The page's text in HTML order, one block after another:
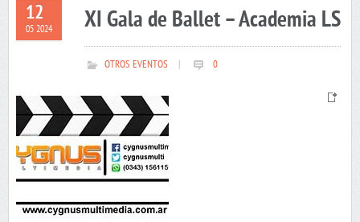
12
05 2024 XI Gala de Ballet – Academia LS
OTROS EVENTOS 0